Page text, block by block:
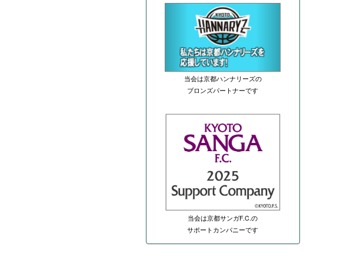
当会は京都ハンナリーズの
ブロンズパートナーです
当会は京都サンガF.C.の
サポートカンパニーです